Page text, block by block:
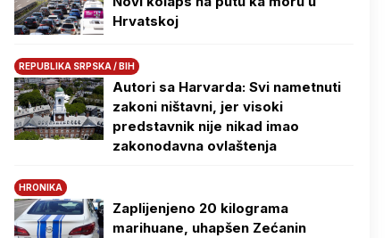
Hrvatskoj
REPUBLIKA SRPSKA / BIH
Autori sa Harvarda: Svi nametnuti
zakoni ništavni, jer visoki
predstavnik nije nikad imao
zakonodavna ovlaštenja
HRONIKA
Zaplijenjeno 20 kilograma
marihuane, uhapšen Zećanin